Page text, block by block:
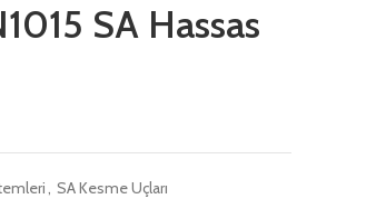
SA Hassas
, SA Kesme Uçları